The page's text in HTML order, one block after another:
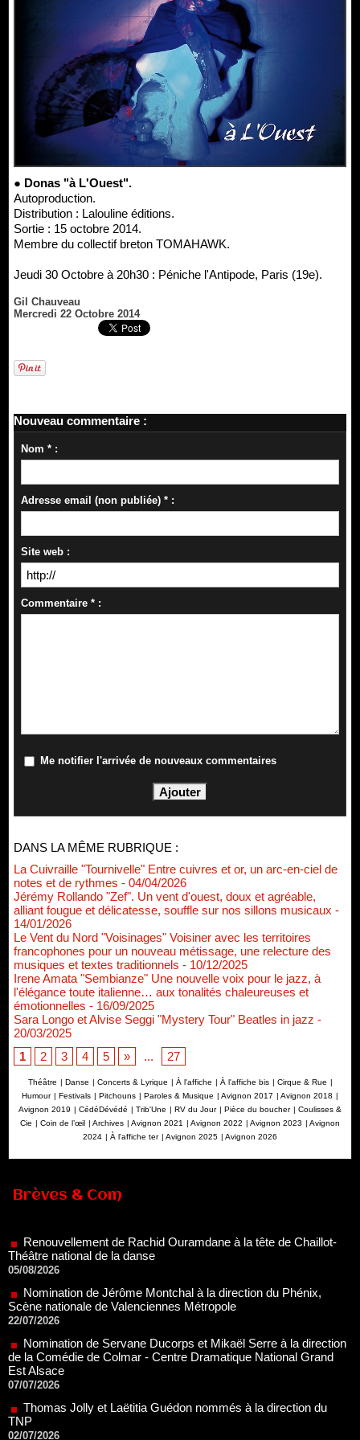
● Donas "à L'Ouest".
Autoproduction.
Distribution : Lalouline éditions.
Sortie : 15 octobre 2014.
Membre du collectif breton TOMAHAWK.
Jeudi 30 Octobre à 20h30 : Péniche l'Antipode, Paris (19e).
Gil Chauveau
Mercredi 22 Octobre 2014
Nouveau commentaire :
Nom * :
Adresse email (non publiée) * :
Site web :
Commentaire * :
Me notifier l'arrivée de nouveaux commentaires
DANS LA MÊME RUBRIQUE :
La Cuivraille "Tournivelle" Entre cuivres et or, un arc-en-ciel de
notes et de rythmes - 04/04/2026
Jérémy Rollando "Zef". Un vent d'ouest, doux et agréable,
alliant fougue et délicatesse, souffle sur nos sillons musicaux -
14/01/2026
Le Vent du Nord "Voisinages" Voisiner avec les territoires
francophones pour un nouveau métissage, une relecture des
musiques et textes traditionnels - 10/12/2025
Irene Amata "Sembianze" Une nouvelle voix pour le jazz, à
l'élégance toute italienne… aux tonalités chaleureuses et
émotionnelles - 16/09/2025
Sara Longo et Alvise Seggi "Mystery Tour" Beatles in jazz -
20/03/2025
1
2 3 4 5 » ... 27
Théâtre | Danse | Concerts & Lyrique | À l'affiche | À l'affiche bis | Cirque & Rue |
Humour | Festivals | Pitchouns | Paroles & Musique | Avignon 2017 | Avignon 2018 |
Avignon 2019 | CédéDévédé | Trib'Une | RV du Jour | Pièce du boucher | Coulisses &
Cie | Coin de l’œil | Archives | Avignon 2021 | Avignon 2022 | Avignon 2023 | Avignon
2024 | À l'affiche ter | Avignon 2025 | Avignon 2026
Brèves & Com
Renouvellement de Rachid Ouramdane à la tête de Chaillot-
Théâtre national de la danse
Nomination de Jérôme Montchal à la direction du Phénix,
Scène nationale de Valenciennes Métropole
22/07/2026
Nomination de Servane Ducorps et Mikaël Serre à la direction
de la Comédie de Colmar - Centre Dramatique National Grand
Est Alsace
Thomas Jolly et Laëtitia Guédon nommés à la direction du
TNP
02/07/2026
Fonds SACD Théâtre : les lauréats 2026
23/06/2026